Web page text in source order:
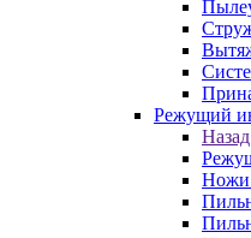
Режущий
Назад
Ножи